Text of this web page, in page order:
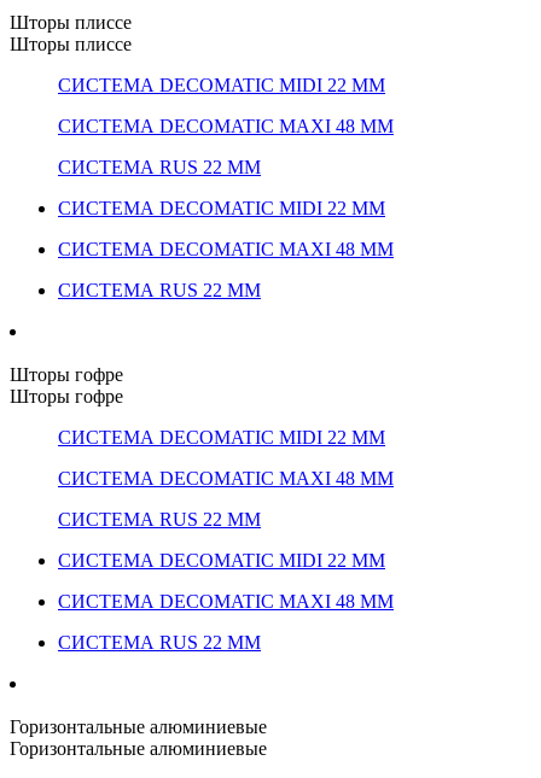
Шторы плиссе
Шторы плиссе
СИСТЕМА DECOMATIC MIDI 22 ММ
СИСТЕМА DECOMATIC MAXI 48 ММ
СИСТЕМА RUS 22 ММ
СИСТЕМА DECOMATIC MIDI 22 ММ
СИСТЕМА DECOMATIC MAXI 48 ММ
СИСТЕМА RUS 22 ММ
Шторы гофре
Шторы гофре
СИСТЕМА DECOMATIC MIDI 22 ММ
СИСТЕМА DECOMATIC MAXI 48 ММ
СИСТЕМА RUS 22 ММ
СИСТЕМА DECOMATIC MIDI 22 ММ
СИСТЕМА DECOMATIC MAXI 48 ММ
СИСТЕМА RUS 22 ММ
Горизонтальные алюминиевые
Горизонтальные алюминиевые